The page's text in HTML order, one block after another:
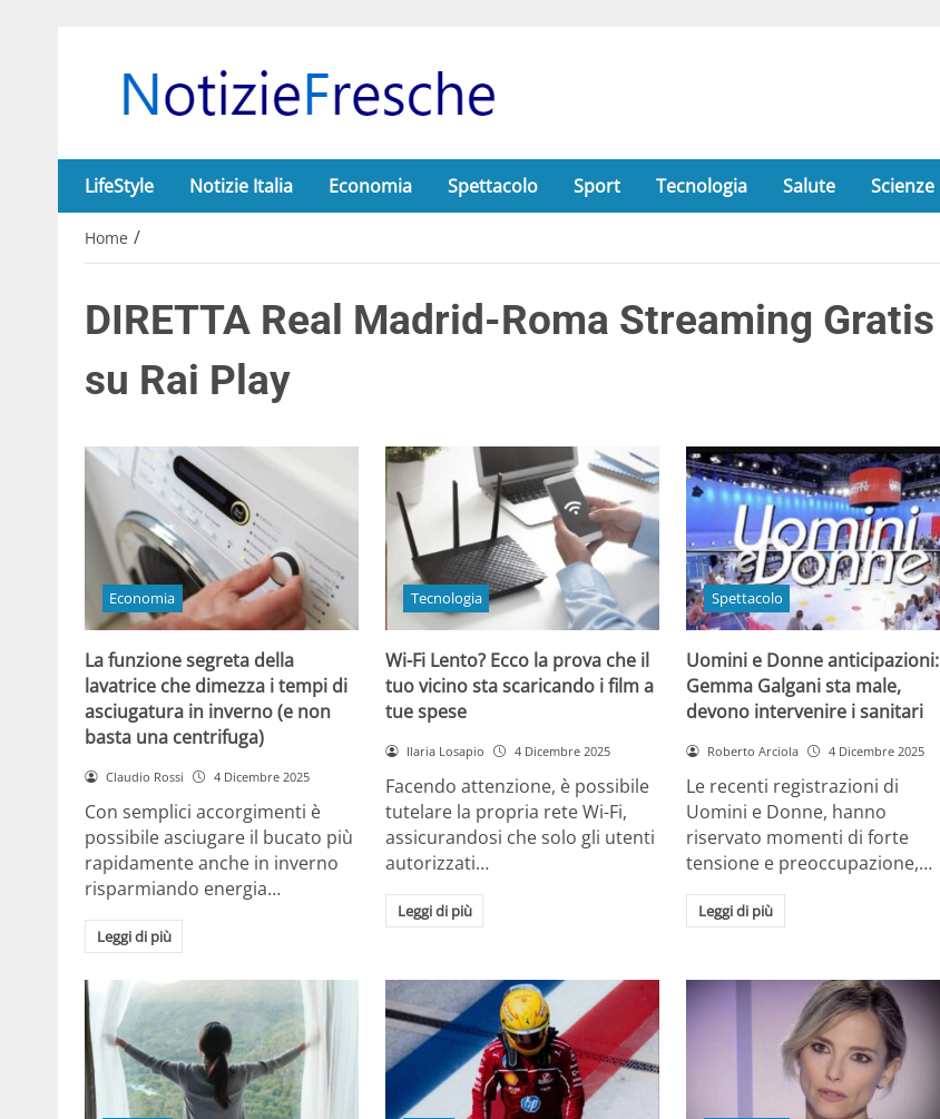
LifeStyle Notizie Italia Economia Spettacolo Sport Tecnologia Salute Scienze
Home /
DIRETTA Real Madrid-Roma Streaming Gratis
su Rai Play
Economia
La funzione segreta della
lavatrice che dimezza i tempi di
asciugatura in inverno (e non
basta una centrifuga)
Claudio Rossi 4 Dicembre 2025
Con semplici accorgimenti è
possibile asciugare il bucato più
rapidamente anche in inverno
risparmiando energia…
Leggi di più
Tecnologia
Wi-Fi Lento? Ecco la prova che il
tuo vicino sta scaricando i film a
tue spese
Ilaria Losapio 4 Dicembre 2025
Facendo attenzione, è possibile
tutelare la propria rete Wi-Fi,
assicurandosi che solo gli utenti
autorizzati…
Leggi di più
Spettacolo
Uomini e Donne anticipazioni:
Gemma Galgani sta male,
devono intervenire i sanitari
Roberto Arciola 4 Dicembre 2025
Le recenti registrazioni di
Uomini e Donne, hanno
riservato momenti di forte
tensione e preoccupazione,…
Leggi di più